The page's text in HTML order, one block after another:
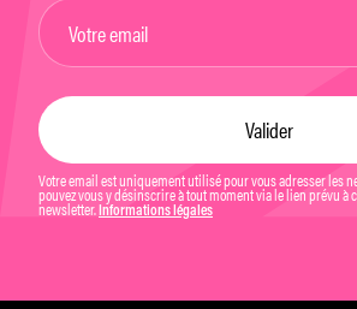
Votre email est uniquement utilisé pour vous adresser les
pouvez vous y désinscrire à tout moment via le lien prévu à
newsletter. Informations légales